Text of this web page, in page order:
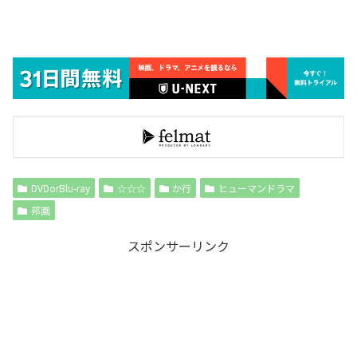
DVDorBlu-ray ☆☆☆ か行
ヒューマンドラマ
邦画
スポンサーリンク